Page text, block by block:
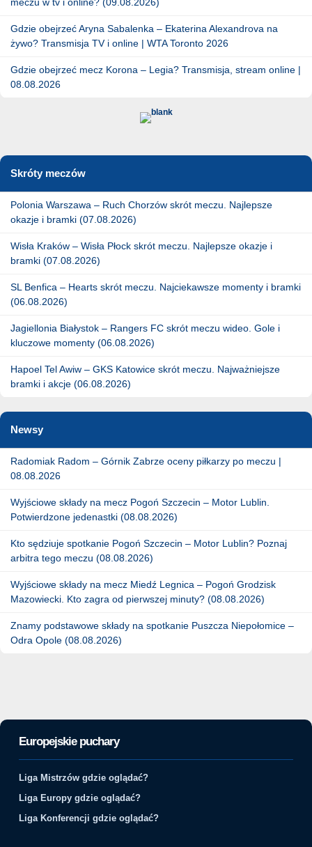
Gdzie obejrzeć Aryna Sabalenka – Ekaterina Alexandrova na
żywo? Transmisja TV i online | WTA Toronto 2026
Gdzie obejrzeć mecz Korona – Legia? Transmisja, stream online |
08.08.2026
Skróty meczów
Polonia Warszawa – Ruch Chorzów skrót meczu. Najlepsze
okazje i bramki (07.08.2026)
Wisła Kraków – Wisła Płock skrót meczu. Najlepsze okazje i
bramki (07.08.2026)
SL Benfica – Hearts skrót meczu. Najciekawsze momenty i bramki
(06.08.2026)
Jagiellonia Białystok – Rangers FC skrót meczu wideo. Gole i
kluczowe momenty (06.08.2026)
Hapoel Tel Awiw – GKS Katowice skrót meczu. Najważniejsze
bramki i akcje (06.08.2026)
Newsy
Radomiak Radom – Górnik Zabrze oceny piłkarzy po meczu |
08.08.2026
Wyjściowe składy na mecz Pogoń Szczecin – Motor Lublin.
Potwierdzone jedenastki (08.08.2026)
Kto sędziuje spotkanie Pogoń Szczecin – Motor Lublin? Poznaj
arbitra tego meczu (08.08.2026)
Wyjściowe składy na mecz Miedź Legnica – Pogoń Grodzisk
Mazowiecki. Kto zagra od pierwszej minuty? (08.08.2026)
Znamy podstawowe składy na spotkanie Puszcza Niepołomice –
Odra Opole (08.08.2026)
Europejskie puchary
Liga Mistrzów gdzie oglądać?
Liga Europy gdzie oglądać?
Liga Konferencji gdzie oglądać?